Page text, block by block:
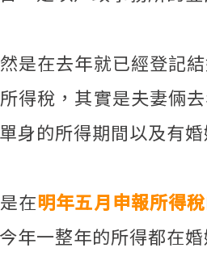
是在去年就已經登記
得稅，其實是夫妻倆
身的所得期間以及有
在明年五月申報所得稅
年一整年的所得都在